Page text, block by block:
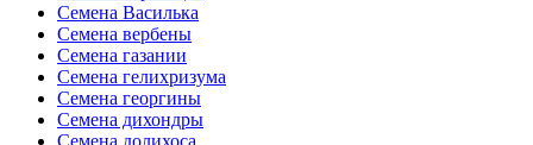
Семена Василька
Семена вербены
Семена газании
Семена гелихризума
Семена георгины
Семена дихондры
Семена долихоса